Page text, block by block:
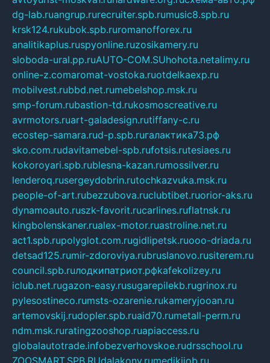
dg-lab.ruangrup.rurecruiter.spb.rumusic8.spb.ru
krsk124.rukubok.spb.ruromanofforex.ru
analitikaplus.ruspyonline.ruzosikamery.ru
sloboda-ural.pp.ruAUTO-COM.SUhohota.netalimy.ru
online-z.comaromat-vostoka.ruotdelkaexp.ru
mobilvest.rubbd.net.rumebelshop.msk.ru
smp-forum.rubastion-td.rukosmoscreative.ru
avrmotors.ruart-galadesign.rutiffany-c.ru
ecostep-samara.rud-p.spb.ruгалактика73.рф
sko.com.rudavitamebel-spb.rufotsis.rutesiaes.ru
kokoroyari.spb.rublesna-kazan.rumossilver.ru
lenderoq.rusergeydobrin.rutochkazvuka.msk.ru
people-of-art.rubezzubova.ruclubtibet.ruorior-aks.ru
dynamoauto.ruszk-favorit.rucarlines.ruflatnsk.ru
kingbolenskaner.rualex-motor.ruastroline.net.ru
act1.spb.rupolyglot.com.rugidlipetsk.ruooo-driada.ru
detsad125.rumir-zdoroviya.rubruslanovo.rusiterem.ru
council.spb.ruлодкипатриот.рфkafekolizey.ru
iclub.net.rugazon-easy.rusugarepilekb.rugrinox.ru
pylesostineco.rumsts-ozarenie.rukameryjooan.ru
artemovskij.rudopler.spb.ruaid70.rumetall-perm.ru
ndm.msk.ruratingzooshop.ruapiaccess.ru
globalautotrade.infobezverhovskoe.rudrsschool.ru
ZOOSMART.SPB.RUdalakony.rumedikijob.ru